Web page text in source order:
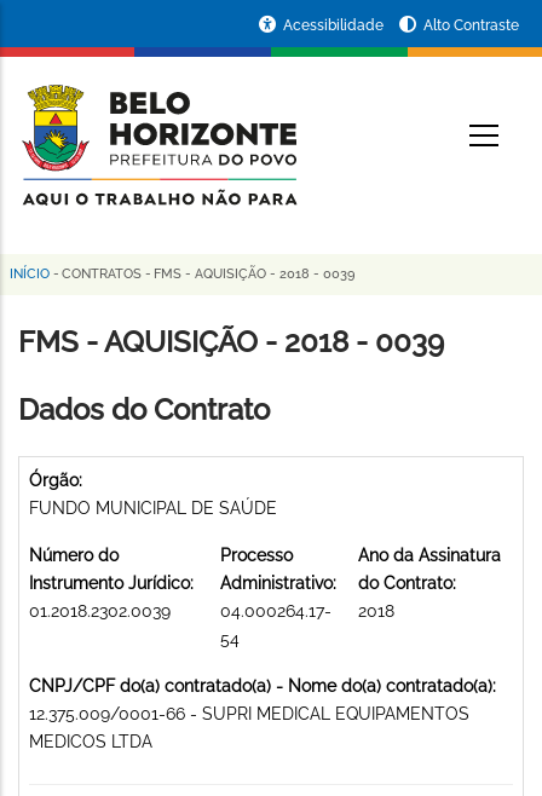
conteúdo
principal
da
Prefeitura
de
Horizonte
Acessibilidade Alto Contraste
Trilha
de
INÍCIO - CONTRATOS - FMS - AQUISIÇÃO - 2018 - 0039
FMS - AQUISIÇÃO - 2018 - 0039
Dados do Contrato
Órgão:
FUNDO MUNICIPAL DE SAÚDE
Número do
Instrumento Jurídico:
01.2018.2302.0039
Processo
Administrativo:
04.000264.17-
54
Ano da Assinatura
do Contrato:
2018
CNPJ/CPF do(a) contratado(a) - Nome do(a) contratado(a):
12.375.009/0001-66 - SUPRI MEDICAL EQUIPAMENTOS
MEDICOS LTDA